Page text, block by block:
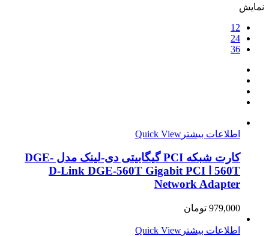
نمایش
12
24
36
اطلاعات بیشتر Quick View
کارت شبکه PCI گیگابیتی دی-لینک مدل DGE-
560T ا D-Link DGE-560T Gigabit PCI
Network Adapter
979,000 تومان
اطلاعات بیشتر Quick View